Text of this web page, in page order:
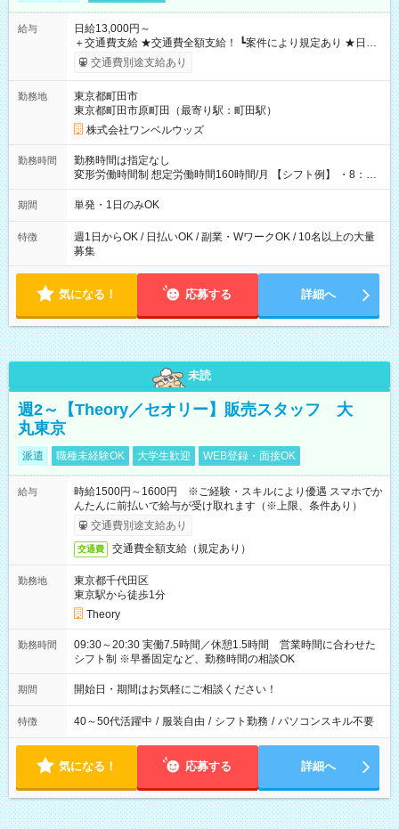
給与
日給13,000円～
＋交通費支給 ★交通費全額支給！ ┗案件により規定あり ★日払
いOK！（規定あり） ┗働いたその日に現金GET♪ お仕事後はコ
ンビニATMから 日払い分を引き落とせます！ 【試用期間】試
交通費別途支給あり
勤務地
東京都町田市
東京都町田市原町田（最寄り駅：町田駅）
株式会社ワンベルウッズ
勤務時間
勤務時間は指定なし
変形労働時間制 想定労働時間160時間/月 【シフト例】 ・8：00
～21：00
期間 単発・1日のみOK
特徴
週1日からOK / 日払いOK / 副業・WワークOK / 10名以上の大量
募集
気になる！ 応募する 詳細へ
未読
週2～【Theory／セオリー】販売スタッフ 大
丸東京
派遣 職種未経験OK 大学生歓迎 WEB登録・面接OK
給与
時給1500円～1600円 ※ご経験・スキルにより優遇 スマホでか
んたんに前払いで給与が受け取れます（※上限、条件あり）
交通費別途支給あり
交通費 交通費全額支給（規定あり）
勤務地
東京都千代田区
東京駅から徒歩1分
Theory
勤務時間
09:30～20:30 実働7.5時間／休憩1.5時間 営業時間に合わせた
シフト制 ※早番固定など、勤務時間の相談OK
期間 開始日・期間はお気軽にご相談ください！
特徴 40～50代活躍中 / 服装自由 / シフト勤務 / パソコンスキル不要
気になる！ 応募する 詳細へ